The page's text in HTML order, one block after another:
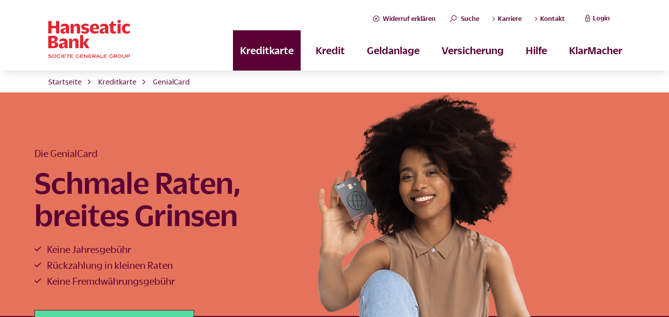
Widerruf erklären Suche Karriere Kontakt Login
Kreditkarte Kredit Geldanlage Versicherung Hilfe KlarMacher
Startseite Kreditkarte GenialCard
Die GenialCard
Schmale Raten,
breites Grinsen
Keine Jahresgebühr
Rückzahlung in kleinen Raten
Keine Fremdwährungsgebühr